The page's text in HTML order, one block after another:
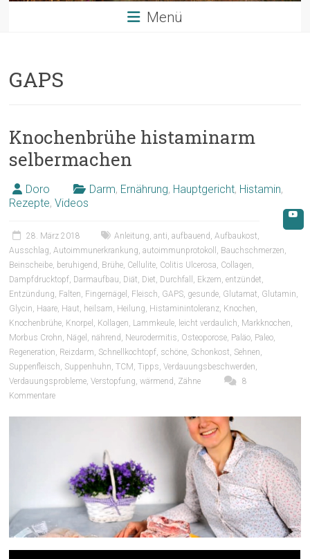
Menü
GAPS
Knochenbrühe histaminarm
selbermachen
Doro Darm, Ernährung, Hauptgericht, Histamin,
Rezepte,Videos
28. März 2018 Anleitung,anti,aufbauend ,Aufbaukost,
Ausschlag,Autoimmunerkrankung,autoimmunprotokoll , Bauchschmerzen,
Beinscheibe, beruhigend , Brühe, Cellulite, Colitis Ulcerosa, Collagen,
Dampfdrucktopf, Darmaufbau, Diät, Diet, Durchfall , Ekzem,entzündet,
Entzündung, Falten, Fingernägel , Fleisch, GAPS, gesunde, Glutamat, Glutamin,
Glycin, Haare, Haut, heilsam, Heilung, Histaminintoleranz, Knochen,
Knochenbrühe, Knorpel , Kollagen, Lammkeule, leicht verdaulich, Markknochen,
Morbus Crohn, Nägel , nährend , Neurodermitis, Osteoporose, Paläo, Paleo,
Regeneration, Reizdarm, Schnellkochtopf, schöne, Schonkost, Sehnen,
Suppenfleisch, Suppenhuhn,TCM,Tipps,Verdauungsbeschwerden,
Verdauungsprobleme,Verstopfung,wärmend , Zähne
8
Kommentare